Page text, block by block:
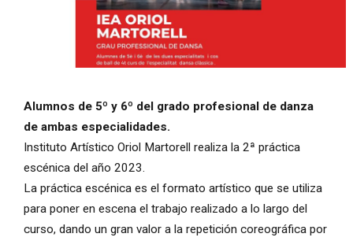
Alumnos de 5º y 6º del grado profesional de danza
de ambas especialidades.
Instituto Artístico Oriol Martorell realiza la 2ª práctica
escénica del año 2023.
La práctica escénica es el formato artístico que se utiliza
para poner en escena el trabajo realizado a lo largo del
curso, dando un gran valor a la repetición coreográfica por